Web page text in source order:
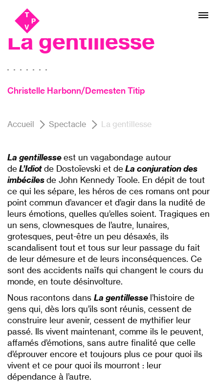
Aller
au
menu
Aller au
contenu
Festival SPOT#4, Théâtre
La gentillesse
Christelle Harbonn/Demesten Titip
Accueil Spectacle La gentillesse
La gentillesseest un vagabondage autour
deL’Idiotde Dostoïevski et deLa conjuration des
imbécilesde John Kennedy Toole. En dépit de tout
ce qui les sépare, les héros de ces romans ont pour
point commun d’avancer et d’agir dans la nudité de
leurs émotions, quelles qu’elles soient. Tragiques en
un sens, clownesques de l’autre, lunaires,
grotesques, peut-être un peu désaxés, ils
scandalisent tout et tous sur leur passage du fait
de leur démesure et de leurs inconséquences. Ce
sont des accidents naïfs qui changent le cours du
monde, en toute désinvolture.
Nous racontons dans La gentillesse l’histoire de
gens qui, dès lors qu’ils sont réunis, cessent de
construire leur avenir, cessent de mythifier leur
passé. Ils vivent maintenant, comme ils le peuvent,
affamés d’émotions, sans autre finalité que celle
d’éprouver encore et toujours plus ce pour quoi ils
vivent et ce pour quoi ils mourront : leur
dépendance à l’autre.